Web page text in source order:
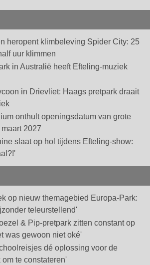
heropent klimbeleving Spider City: 25
uur klimmen
in Australië heeft Efteling-muziek
in Drievliet: Haags pretpark draait
onthult openingsdatum van grote
2027
slaat op hol tijdens Efteling-show:
op nieuw themagebied Europa-Park:
teleurstellend'
& Pip-pretpark zitten constant op
was gewoon niet oké'
dé oplossing voor de
te constateren'